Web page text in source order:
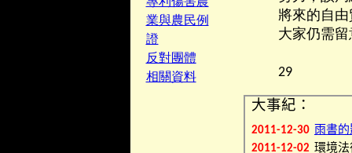
業與農民例
證
反對團體
相關資料
將來的自
大家仍需留
29